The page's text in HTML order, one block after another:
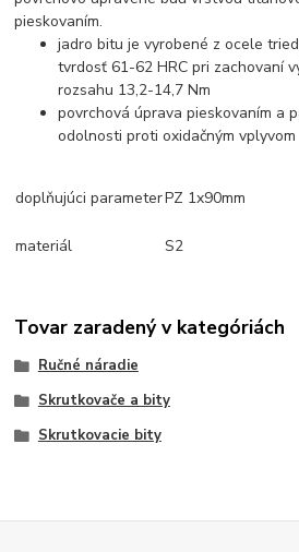
pieskovaním.
jadro bitu je vyrobené z ocele
tvrdosť 61-62 HRC pri zachovaní
rozsahu 13,2-14,7 Nm
povrchová úprava pieskovaním a
odolnosti proti oxidačným vplyvom
doplňujúci parameterPZ 1x90mm
materiál S2
Tovar zaradený v kategóriách
Ručné náradie
Skrutkovače a bity
Skrutkovacie bity